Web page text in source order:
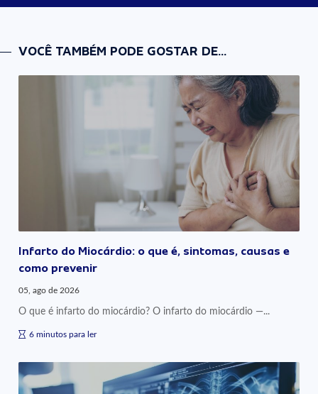
VOCÊ TAMBÉM PODE GOSTAR DE...
Infarto do Miocárdio: o que é, sintomas, causas e
como prevenir
05, ago de 2026
O que é infarto do miocárdio? O infarto do miocárdio —...
6 minutos para ler